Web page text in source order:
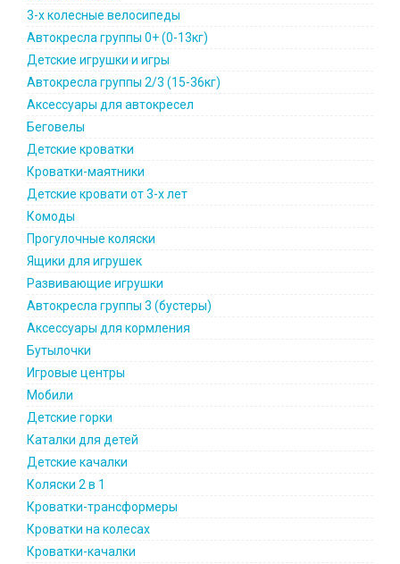
3-х колесные велосипеды
Автокресла группы 0+ (0-13кг)
Детские игрушки и игры
Автокресла группы 2/3 (15-36кг)
Аксессуары для автокресел
Беговелы
Детские кроватки
Кроватки-маятники
Детские кровати от 3-х лет
Комоды
Прогулочные коляски
Ящики для игрушек
Развивающие игрушки
Автокресла группы 3 (бустеры)
Аксессуары для кормления
Бутылочки
Игровые центры
Мобили
Детские горки
Каталки для детей
Детские качалки
Коляски 2 в 1
Кроватки-трансформеры
Кроватки на колесах
Кроватки-качалки